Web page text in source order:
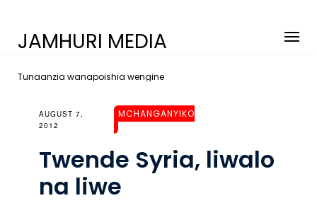
JAMHURI MEDIA
Tunaanzia wanapoishia wengine
AUGUST 7,
2012
MCHANGANYIKO
Twende Syria, liwalo
na liwe